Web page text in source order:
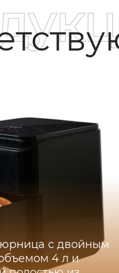
с двойным
4 л и